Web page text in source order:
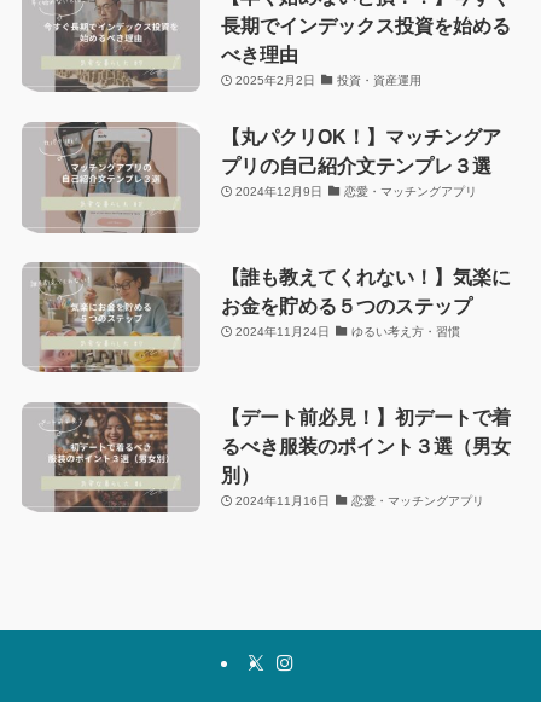
長期でインデックス投資を始める
べき理由
2025年2月2日 投資・資産運用
【丸パクリOK！】マッチングア
プリの自己紹介文テンプレ３選
2024年12月9日 恋愛・マッチングアプリ
【誰も教えてくれない！】気楽に
お金を貯める５つのステップ
2024年11月24日 ゆるい考え方・習慣
【デート前必見！】初デートで着
るべき服装のポイント３選（男女
別）
2024年11月16日 恋愛・マッチングアプリ